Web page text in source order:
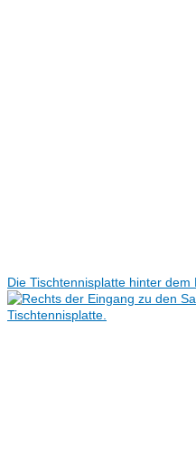
Die Tischtennisplatte hinter dem